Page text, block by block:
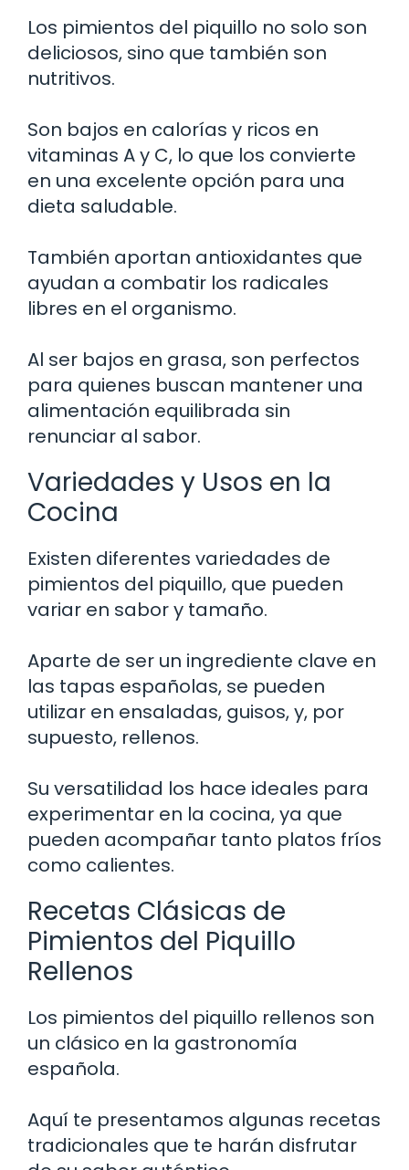
Los pimientos del piquillo no solo son
deliciosos, sino que también son
nutritivos.
Son bajos en calorías y ricos en
vitaminas A y C, lo que los convierte
en una excelente opción para una
dieta saludable.
También aportan antioxidantes que
ayudan a combatir los radicales
libres en el organismo.
Al ser bajos en grasa, son perfectos
para quienes buscan mantener una
alimentación equilibrada sin
renunciar al sabor.
Variedades y Usos en la
Cocina
Existen diferentes variedades de
pimientos del piquillo, que pueden
variar en sabor y tamaño.
Aparte de ser un ingrediente clave en
las tapas españolas, se pueden
utilizar en ensaladas, guisos, y, por
supuesto, rellenos.
Su versatilidad los hace ideales para
experimentar en la cocina, ya que
pueden acompañar tanto platos fríos
como calientes.
Recetas Clásicas de
Pimientos del Piquillo
Rellenos
Los pimientos del piquillo rellenos son
un clásico en la gastronomía
española.
Aquí te presentamos algunas recetas
tradicionales que te harán disfrutar